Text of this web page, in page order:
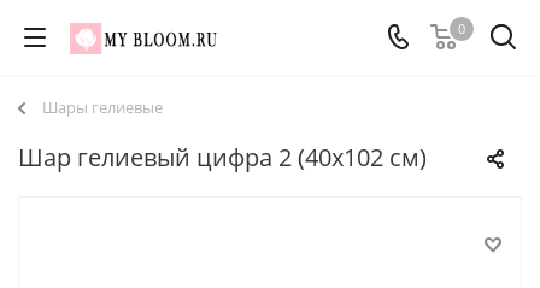
0
Шары гелиевые
Шар гелиевый цифра 2 (40х102 см)